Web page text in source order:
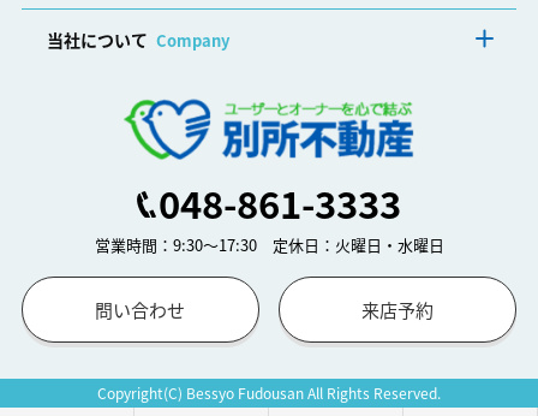
当社について Company
048-861-3333
営業時間：9:30～17:30 定休日：火曜日・水曜日
問い合わせ 来店予約
Copyright(C) Bessyo Fudousan All Rights Reserved.